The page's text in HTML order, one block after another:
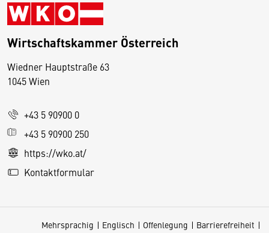
Wirtschaftskammer Österreich
Wiedner Hauptstraße 63
1045 Wien
+43 5 90900 0
+43 5 90900 250
https://wko.at/
Kontaktformular
Mehrsprachig Englisch Offenlegung Barrierefreiheit
D
s
e
S
e